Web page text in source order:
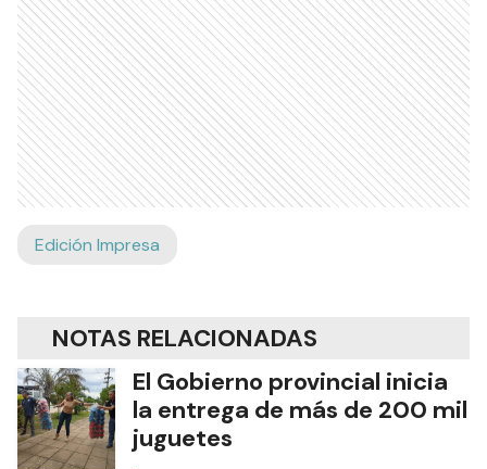
Edición Impresa
NOTAS RELACIONADAS
El Gobierno provincial inicia
la entrega de más de 200 mil
juguetes